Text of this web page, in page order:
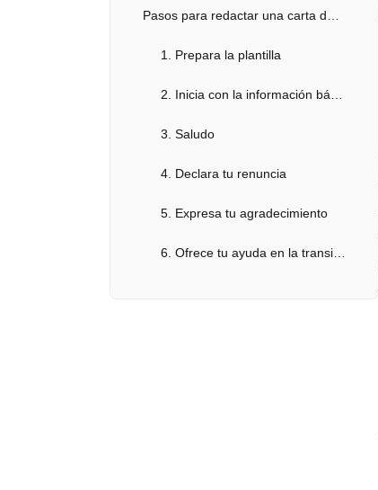
1. Prepara la plantilla
3. Saludo
4. Declara tu renuncia
5. Expresa tu agradecimiento